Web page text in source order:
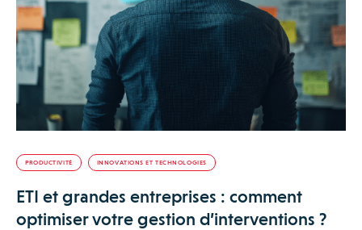
PRODUCTIVITÉ INNOVATIONS ET TECHNOLOGIES
ETI et grandes entreprises : comment
optimiser votre gestion d’interventions ?